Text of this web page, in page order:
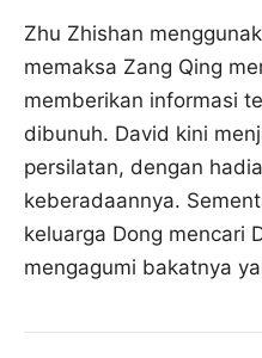
Zhu Zhishan
memaksa Zang Qing
memberikan informasi
dibunuh. David kini
persilatan, dengan
keberadaannya.
keluarga Dong mencari
mengagumi bakatnya